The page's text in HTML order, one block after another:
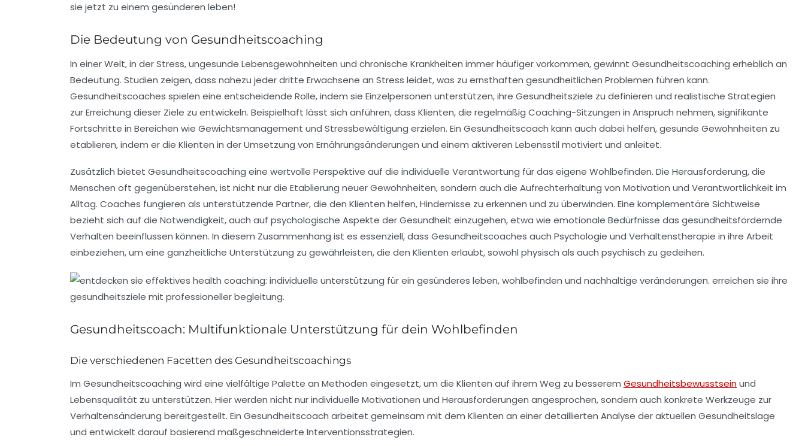
Die Bedeutung von Gesundheitscoaching
In einer Welt, in derStress, ungesunde Lebensgewohnheiten und chronische Krankheiten immer häufiger vorkommen, gewinnt Gesundheitscoaching erheblich an
Bedeutung. Studien zeigen, dass nahezu jeder dritte Erwachsene an Stress leidet, was zu ernsthaften gesundheitlichen Problemen führen kann.
Gesundheitscoaches spielen eine entscheidende Rolle, indem sie Einzelpersonen unterstützen, ihre Gesundheitsziele zu definieren und realistische Strategien
zur Erreichung dieser Ziele zu entwickeln. Beispielhaft lässt sich anführen, dass Klienten, die regelmäßig Coaching-Sitzungen in Anspruch nehmen, signifikante
Fortschritte in Bereichen wie Gewichtsmanagement und Stressbewältigung erzielen. Ein Gesundheitscoach kann auch dabei helfen, gesunde Gewohnheiten zu
etablieren, indem er die Klienten in der Umsetzung von Ernährungsänderungen und einem aktiveren Lebensstil motiviert und anleitet.
Zusätzlich bietet Gesundheitscoaching eine wertvolle Perspektive auf die individuelle Verantwortung für das eigene Wohlbefinden. Die Herausforderung, die
Menschen oft gegenüberstehen, ist nicht nur die Etablierung neuer Gewohnheiten, sondern auch die Aufrechterhaltung von Motivation und Verantwortlichkeit im
Alltag. Coaches fungieren als unterstützende Partner, die den Klienten helfen, Hindernisse zu erkennen und zu überwinden. Eine komplementäre Sichtweise
bezieht sich auf die Notwendigkeit, auch auf psychologische Aspekte der Gesundheit einzugehen, etwa wie emotionale Bedürfnisse das gesundheitsfördernde
Verhalten beeinflussen können. In diesem Zusammenhang ist es essenziell, dass Gesundheitscoaches auch Psychologie und Verhaltenstherapie in ihre Arbeit
einbeziehen, um eine ganzheitliche Unterstützung zu gewährleisten, die den Klienten erlaubt, sowohl physisch als auch psychisch zu gedeihen.
Gesundheitscoach: Multifunktionale Unterstützung für dein Wohlbefinden
Die verschiedenen Facetten des Gesundheitscoachings
Im Gesundheitscoaching wird eine vielfältige Palette an Methoden eingesetzt, um die Klienten auf ihrem Weg zu besserem Gesundheitsbewusstseinund
Lebensqualität zu unterstützen. Hier werden nicht nur individuelle Motivationen und Herausforderungen angesprochen, sondern auch konkrete Werkzeuge zur
Verhaltensänderung bereitgestellt. Ein Gesundheitscoach arbeitet gemeinsam mit dem Klienten an einer detaillierten Analyse der aktuellen Gesundheitslage
und entwickelt darauf basierend maßgeschneiderte Interventionsstrategien.